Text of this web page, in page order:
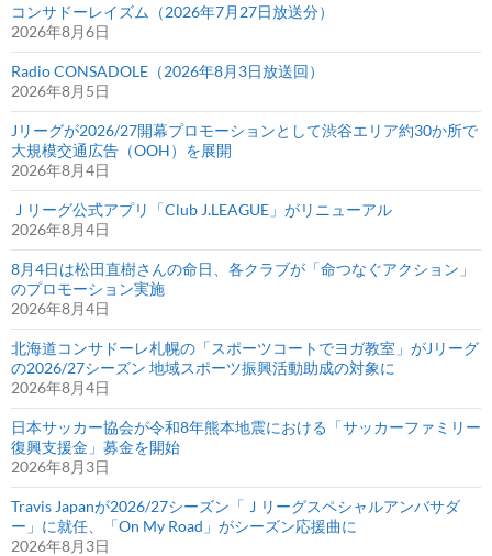
コンサドーレイズム（2026年7月27日放送分）
2026年8月6日
Radio CONSADOLE（2026年8月3日放送回）
2026年8月5日
Jリーグが2026/27開幕プロモーションとして渋谷エリア約30か所で
大規模交通広告（OOH）を展開
2026年8月4日
Ｊリーグ公式アプリ「Club J.LEAGUE」がリニューアル
2026年8月4日
8月4日は松田直樹さんの命日、各クラブが「命つなぐアクション」
のプロモーション実施
2026年8月4日
北海道コンサドーレ札幌の「スポーツコートでヨガ教室」がJリーグ
の2026/27シーズン 地域スポーツ振興活動助成の対象に
2026年8月4日
日本サッカー協会が令和8年熊本地震における「サッカーファミリー
復興支援金」募金を開始
2026年8月3日
Travis Japanが2026/27シーズン「Ｊリーグスペシャルアンバサダ
ー」に就任、「On My Road」がシーズン応援曲に
2026年8月3日